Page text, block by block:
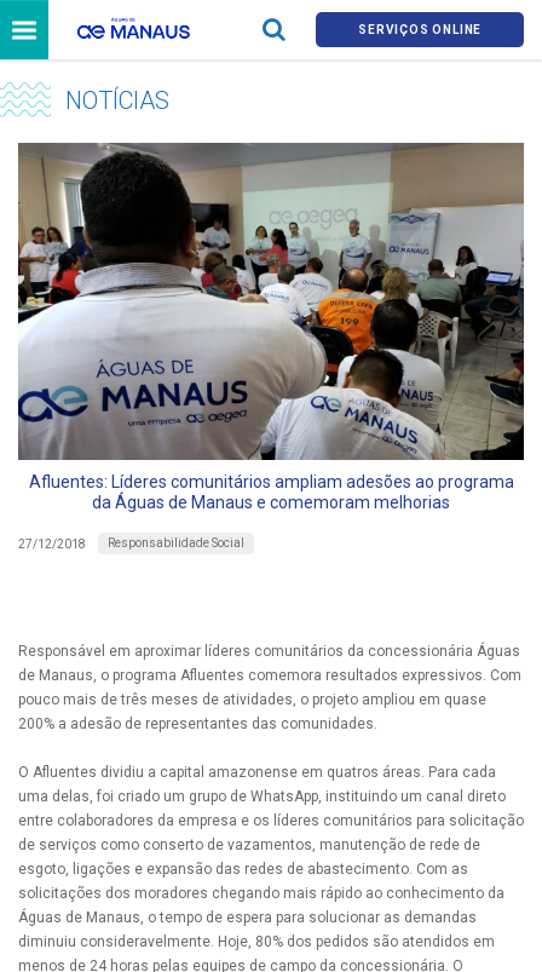
SERVIÇOS ONLINE
NOTÍCIAS
Afluentes: Líderes comunitários ampliam adesões ao programa
da Águas de Manaus e comemoram melhorias
27/12/2018 Responsabilidade Social
Responsável em aproximar líderes comunitários da concessionária Águas
de Manaus, o programa Afluentes comemora resultados expressivos. Com
pouco mais de três meses de atividades, o projeto ampliou em quase
200% a adesão de representantes das comunidades.
O Afluentes dividiu a capital amazonense em quatros áreas. Para cada
uma delas, foi criado um grupo de WhatsApp, instituindo um canal direto
entre colaboradores da empresa e os líderes comunitários para solicitação
de serviços como conserto de vazamentos, manutenção de rede de
esgoto, ligações e expansão das redes de abastecimento. Com as
solicitações dos moradores chegando mais rápido ao conhecimento da
Águas de Manaus, o tempo de espera para solucionar as demandas
diminuiu consideravelmente. Hoje, 80% dos pedidos são atendidos em
menos de 24 horas pelas equipes de campo da concessionária. O